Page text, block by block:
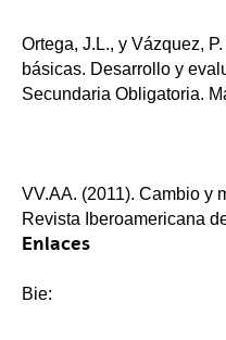
Ortega, J.L., y Vázquez,
básicas. Desarrollo y
Secundaria Obligatoria.
VV.AA. (2011). Cambio y
Revista Iberoamericana
Enlaces
Bie: